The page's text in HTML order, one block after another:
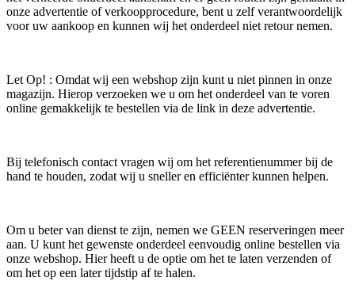
onze advertentie of verkoopprocedure, bent u zelf verantwoordelijk
voor uw aankoop en kunnen wij het onderdeel niet retour nemen.
Let Op! : Omdat wij een webshop zijn kunt u niet pinnen in onze
magazijn. Hierop verzoeken we u om het onderdeel van te voren
online gemakkelijk te bestellen via de link in deze advertentie.
Bij telefonisch contact vragen wij om het referentienummer bij de
hand te houden, zodat wij u sneller en efficiënter kunnen helpen.
Om u beter van dienst te zijn, nemen we GEEN reserveringen meer
aan. U kunt het gewenste onderdeel eenvoudig online bestellen via
onze webshop. Hier heeft u de optie om het te laten verzenden of
om het op een later tijdstip af te halen.